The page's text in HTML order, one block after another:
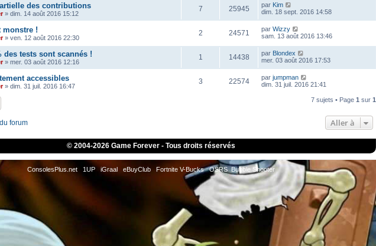
des contributions
» dim. 14 août 2016 15:12
7 25945 par Kim
dim. 18 sept. 2016 14:58
monstre !
» ven. 12 août 2016 22:30
2 24571 par Wizzy
sam. 13 août 2016 13:46
des tests sont scannés !
» mer. 03 août 2016 12:16
1 14438 par Blondex
mer. 03 août 2016 17:53
accessibles
» dim. 31 juil. 2016 16:47
3 22574 par jumpman
dim. 31 juil. 2016 21:41
7 sujets • Page 1 sur 1
forum Aller à
© 2004-2026 Game Forever - Tous droits réservés
ConsolesPlus.net 1UP iGraal eBuyClub Fortnite V-Bucks OSRS Bubble Shooter